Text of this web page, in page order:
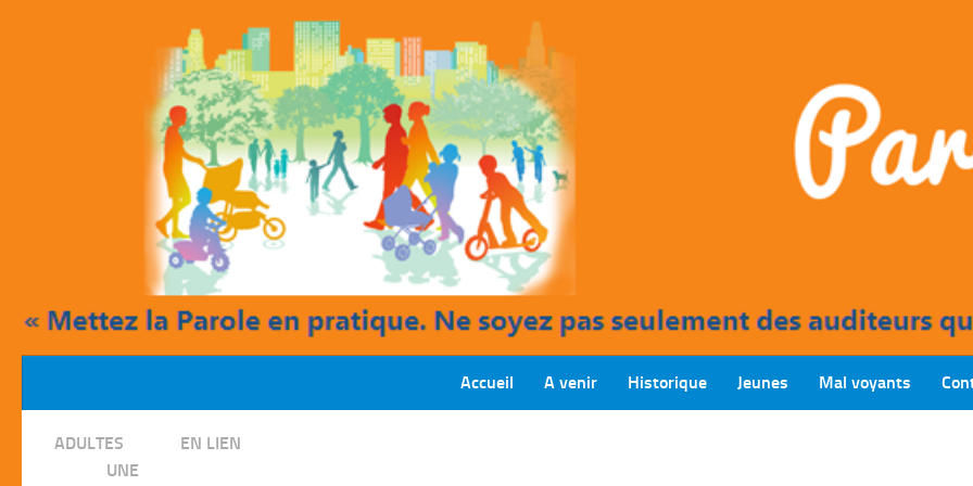
Accueil A venir Historique Jeunes Mal voyants
ADULTES EN LIEN
UNE